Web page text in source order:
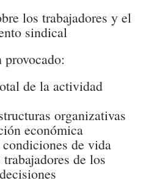
los trabajadores y el
sindical
de la actividad
organizativas
económica
de vida
de los